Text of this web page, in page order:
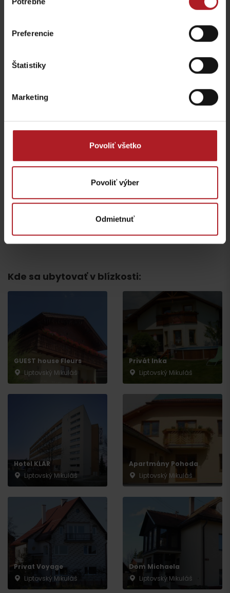
súhlasu
Preferencie
Štatistiky
Marketing
Povoliť všetko
Povoliť výber
Odmietnuť
Liptovský Mikuláš
INTERSPORT Liptovský
Liptovský Mikuláš
Liptovský Mikuláš
všetky zážitky a relax
Kde sa ubytovať v blízkosti:
GUEST house Fleurs
Liptovský Mikuláš
Privát Inka
Liptovský Mikuláš
Hotel KLAR
Liptovský Mikuláš
Apartmány Pohoda
Liptovský Mikuláš
Privat Voyage
Liptovský Mikuláš
Dom Michaela
Liptovský Mikuláš